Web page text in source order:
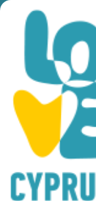
You are here: Home
COCO’S
COCO’S